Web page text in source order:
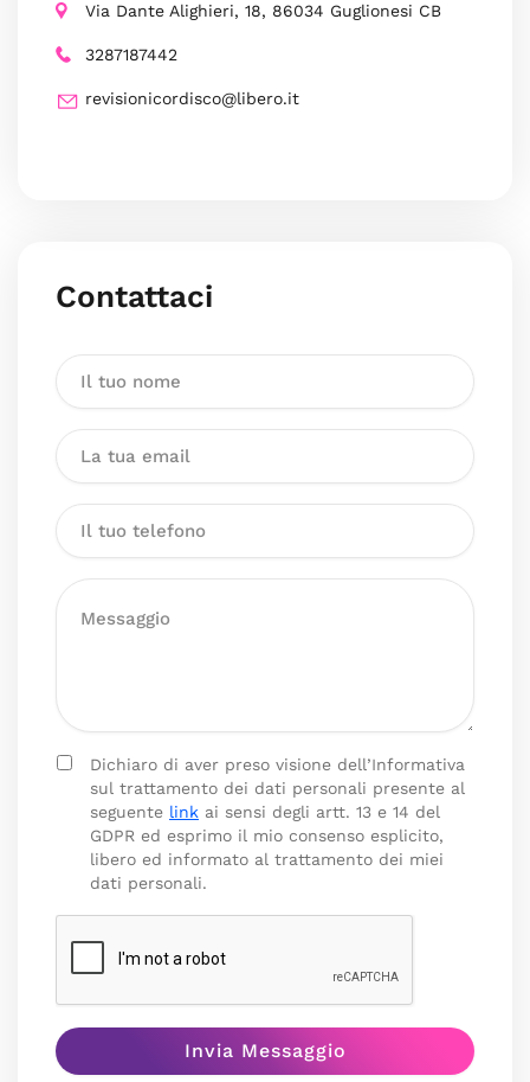
Via Dante Alighieri, 18, 86034 Guglionesi CB
3287187442
revisionicordisco@libero.it
Contattaci
Dichiaro di aver preso visione dell’Informativa
sul trattamento dei dati personali presente al
seguente link ai sensi degli artt. 13 e 14 del
GDPR ed esprimo il mio consenso esplicito,
libero ed informato al trattamento dei miei
dati personali.